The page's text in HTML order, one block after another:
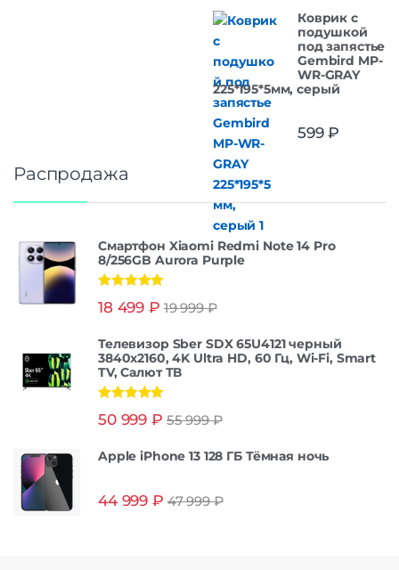
Коврик с
подушкой
под запястье
Gembird MP-
WR-GRAY
225*195*5мм, серый
599₽
Распродажа
Смартфон Xiaomi Redmi Note 14 Pro
8/256GB Aurora Purple
из 5
18 499 ₽ 19 999₽
Телевизор Sber SDX 65U4121 черный
3840x2160, 4K Ultra HD, 60 Гц, Wi-Fi, Smart
TV, Салют ТВ
из 5
50 999 ₽ 55 999₽
Apple iPhone 13 128 ГБ Тёмная ночь
44 999 ₽ 47 999₽